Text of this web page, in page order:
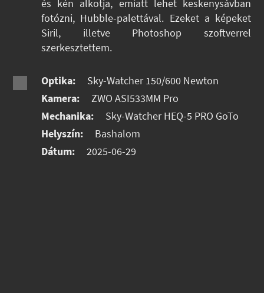
és kén alkotja, emiatt lehet keskenysávban
fotózni, Hubble-palettával. Ezeket a képeket
Siril, illetve Photoshop szoftverrel
szerkesztettem.
Optika:
Sky-Watcher 150/600 Newton
Kamera:
ZWO ASI533MM Pro
Mechanika:
Sky-Watcher HEQ-5 PRO GoTo
Helyszín:
Bashalom
Dátum:
2025-06-29